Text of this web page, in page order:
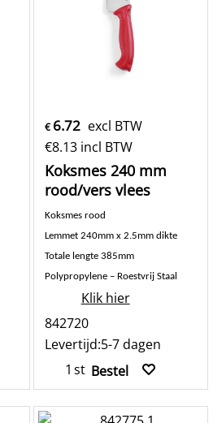
€ 6.72 excl BTW
€8.13 incl BTW
Koksmes 240 mm
rood/vers vlees
Koksmes rood
Lemmet 240mm x 2.5mm dikte
Totale lengte 385mm
Polypropylene – Roestvrij Staal
Klik hier
842720
Levertijd:5-7 dagen
st Bestel